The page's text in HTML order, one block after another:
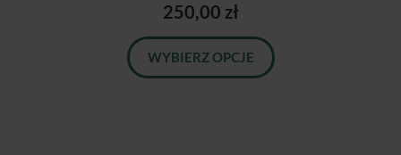
250,00 zł
WYBIERZ OPCJE